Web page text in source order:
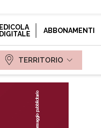
EDICOLA
DIGITALE
ABBONAMENTI
TERRITORIO